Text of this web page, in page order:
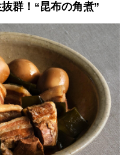
群！“昆布の角煮”